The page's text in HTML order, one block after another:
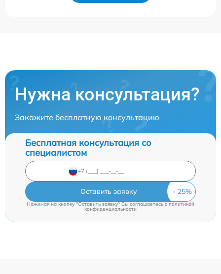
Нужна консультация?
Закажите бесплатную консультацию
Бесплатная консультация со
специалистом
Оставить заявку
Нажимая на кнопку "Оставить заявку" Вы соглашаетесь cполитикой
конфиденциальности